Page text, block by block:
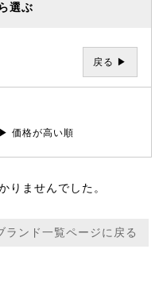
選ぶ
戻る ▶
▶ 価格が高い順
りませんでした。
ランド一覧ページに戻る